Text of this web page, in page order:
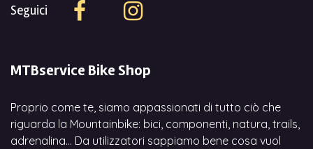
Seguici
MTBservice Bike Shop
Proprio come te, siamo appassionati di tutto ciò che
riguarda la Mountainbike: bici, componenti, natura, trails,
adrenalina... Da utilizzatori sappiamo bene cosa vuol